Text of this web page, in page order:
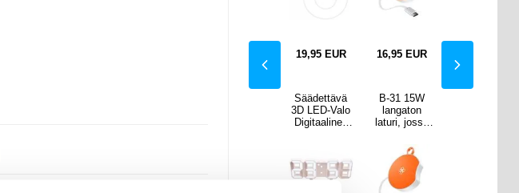
25,95
musta
19,95 EUR
Säädettävä
3D LED-Valo
Digitaalinen
Valkoinen
16,95 EUR
B-31 15W
langaton
laturi, jossa
sisäänvedettä
vä USB-C-
kaapeli
25,95